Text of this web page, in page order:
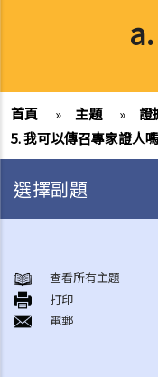
首頁 » 主題 » 證
5. 我可以傳召專家證人
選擇副題
1. 在被逮捕時和警誡會面
2. 我是否必須回答警方的詢
3. 《查問疑犯及錄取口供的
查看所有主題
打印
電郵